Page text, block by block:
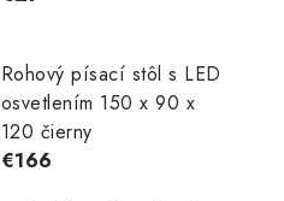
Rohový písací stôl s LED
osvetlením 150 x 90 x
120 čierny
€166